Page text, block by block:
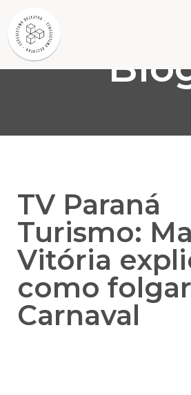
TV Paraná
Turismo:
Vitória
como
Carnaval